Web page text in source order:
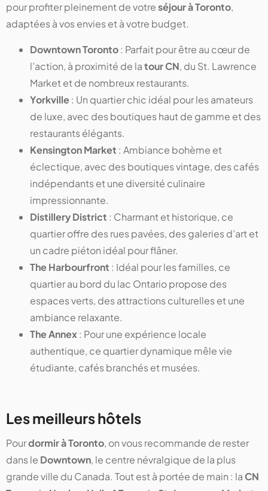
pour profiter pleinement de votreséjour à Toronto,
adaptées à vos envies et à votre budget.
Downtown Toronto: Parfait pour être au cœur de
l’action, à proximité de latour CN, du St. Lawrence
Market et de nombreux restaurants.
Yorkville: Un quartier chic idéal pour les amateurs
de luxe, avec des boutiques haut de gamme et des
restaurants élégants.
Kensington Market : Ambiance bohème et
éclectique, avec des boutiques vintage, des cafés
indépendants et une diversité culinaire
impressionnante.
Distillery District : Charmant et historique, ce
quartier offre des rues pavées, des galeries d’art et
un cadre piéton idéal pour flâner.
The Harbourfront : Idéal pour les familles, ce
quartier au bord du lac Ontario propose des
espaces verts, des attractions culturelles et une
ambiance relaxante.
The Annex: Pour une expérience locale
authentique, ce quartier dynamique mêle vie
étudiante, cafés branchés et musées.
Les meilleurs hôtels
Pourdormir à Toronto, on vous recommande de rester
dans le Downtown, le centre névralgique de la plus
grande ville du Canada. Tout est à portée de main : la CN